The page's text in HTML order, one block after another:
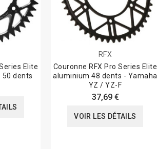
Elite
50 dents
RFX
Couronne RFX Pro Series Elite
aluminium 48 dents - Yamaha
YZ / YZ-F
37,69 €
VOIR LES DÉTAILS